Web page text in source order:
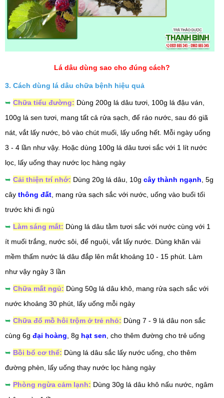
Lá dâu dùng sao cho đúng cách?
3. Cách dùng lá dâu chữa bệnh hiệu quả
➥ Chữa tiểu đường: Dùng 200g lá dâu tươi, 100g lá đậu ván,
100g lá sen tươi, mang tất cả rửa sạch, để ráo nước, sau đó giã
nát, vắt lấy nước, bỏ vào chút muối, lấy uống hết. Mỗi ngày uống
3 - 4 lần như vậy. Hoặc dùng 100g lá dâu tươi sắc với 1 lít nước
lọc, lấy uống thay nước lọc hàng ngày
➥ Cải thiện trí nhớ: Dùng 20g lá dâu, 10g cây thành ngạnh , 5g
cây thông đất , mang rửa sạch sắc với nước, uống vào buổi tối
trước khi đi ngủ
➥ Làm sáng mắt: Dùng lá dâu tằm tươi sắc với nước cùng với 1
ít muối trắng, nước sôi, để nguội, vắt lấy nước. Dùng khăn vải
mềm thấm nước lá dâu đắp lên mắt khoảng 10 - 15 phút. Làm
như vậy ngày 3 lần
➥ Chữa mất ngủ: Dùng 50g lá dâu khô, mang rửa sạch sắc với
nước khoảng 30 phút, lấy uống mỗi ngày
➥ Chữa đổ mồ hôi trộm ở trẻ nhỏ: Dùng 7 - 9 lá dâu non sắc
cùng 6g đại hoàng , 8g hạt sen , cho thêm đường cho trẻ uống
➥ Bồi bổ cơ thể: Dùng lá dâu sắc lấy nước uống, cho thêm
đường phèn, lấy uống thay nước lọc hàng ngày
➥ Phòng ngừa cảm lạnh: Dùng 30g lá dâu khô nấu nước, ngâm